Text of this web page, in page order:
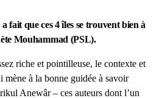
fait que ces 4 îles se trouvent bien à
Mouhammad (PSL).
riche et pointilleuse, le contexte et
mène à la bonne guidée à savoir
Anewâr – ces auteurs dont l’un